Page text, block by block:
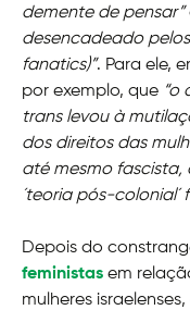
demente de pensar”
desencadeado
fanatics)”. Para ele,
por exemplo, que “o
trans levou à
dos direitos das
até mesmo fascista,
´teoria pós-colonial´
Depois do
feministas em
mulheres